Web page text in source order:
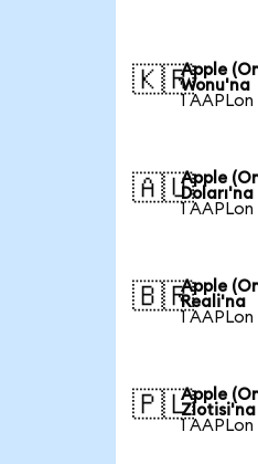
🇰🇷Apple
Wonu'na
1
🇦🇺Apple
Doları'na
1
🇧🇷Apple
Reali'na
1 AAPLon
🇵🇱Apple
Zlotisi'na
1 AAPLon